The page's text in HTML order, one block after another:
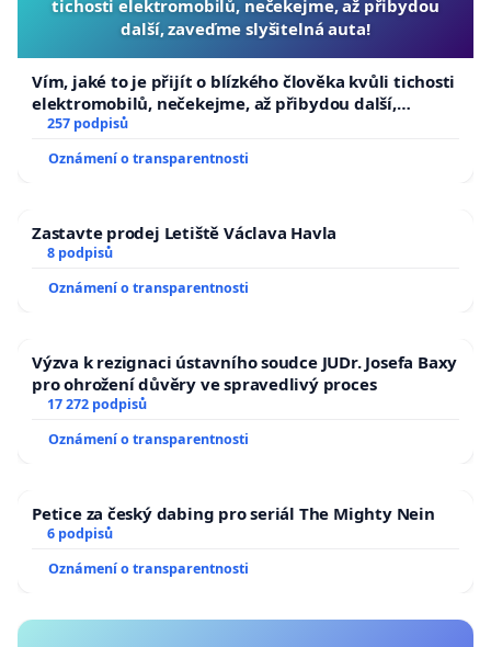
tichosti elektromobilů, nečekejme, až přibydou
další, zaveďme slyšitelná auta!
Vím, jaké to je přijít o blízkého člověka kvůli tichosti
elektromobilů, nečekejme, až přibydou další,
zaveďme slyšitelná auta!
257 podpisů
Oznámení o transparentnosti
Zastavte prodej Letiště Václava Havla
8 podpisů
Oznámení o transparentnosti
Výzva k rezignaci ústavního soudce JUDr. Josefa Baxy
pro ohrožení důvěry ve spravedlivý proces
17 272 podpisů
Oznámení o transparentnosti
Petice za český dabing pro seriál The Mighty Nein
6 podpisů
Oznámení o transparentnosti